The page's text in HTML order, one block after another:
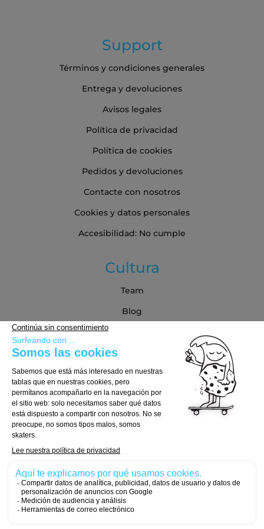
Support
Términos y condiciones generales
Entrega y devoluciones
Avisos legales
Política de privacidad
Política de cookies
Pedidos y devoluciones
Contacte con nosotros
Cookies y datos personales
Accesibilidad: No cumple
Cultura
Team
Blog
Guía de compra
Cómo Elegir tu Tabla